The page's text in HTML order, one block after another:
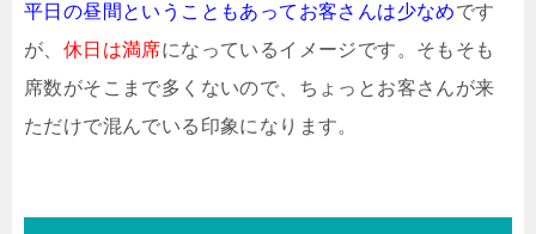
平日の昼間ということもあってお客さんは少なめです
が、 休日は満席になっているイメージです。そもそも
席数がそこまで多くないので、ちょっとお客さんが来
ただけで混んでいる印象になります。